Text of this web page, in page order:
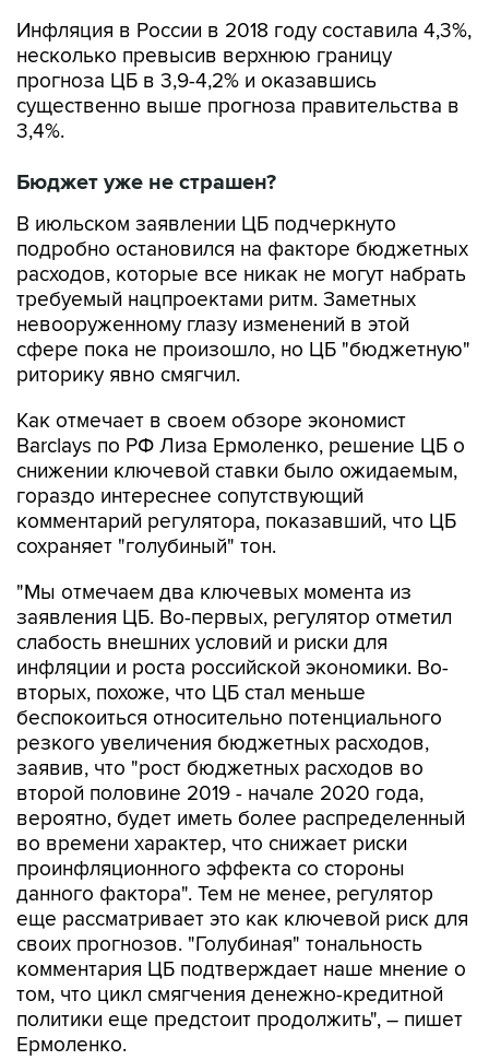
Инфляция в России в 2018 году составила 4,3%,
несколько превысив верхнюю границу
прогноза ЦБ в 3,9-4,2% и оказавшись
существенно выше прогноза правительства в
3,4%.
Бюджет уже не страшен?
В июльском заявлении ЦБ подчеркнуто
подробно остановился на факторе бюджетных
расходов, которые все никак не могут набрать
требуемый нацпроектами ритм. Заметных
невооруженному глазу изменений в этой
сфере пока не произошло, но ЦБ "бюджетную"
риторику явно смягчил.
Как отмечает в своем обзоре экономист
Barclays по РФ Лиза Ермоленко, решение ЦБ о
снижении ключевой ставки было ожидаемым,
гораздо интереснее сопутствующий
комментарий регулятора, показавший, что ЦБ
сохраняет "голубиный" тон.
"Мы отмечаем два ключевых момента из
заявления ЦБ. Во-первых, регулятор отметил
слабость внешних условий и риски для
инфляции и роста российской экономики. Во-
вторых, похоже, что ЦБ стал меньше
беспокоиться относительно потенциального
резкого увеличения бюджетных расходов,
заявив, что "рост бюджетных расходов во
второй половине 2019 - начале 2020 года,
вероятно, будет иметь более распределенный
во времени характер, что снижает риски
проинфляционного эффекта со стороны
данного фактора". Тем не менее, регулятор
еще рассматривает это как ключевой риск для
своих прогнозов. "Голубиная" тональность
комментария ЦБ подтверждает наше мнение о
том, что цикл смягчения денежно-кредитной
политики еще предстоит продолжить", – пишет
Ермоленко.